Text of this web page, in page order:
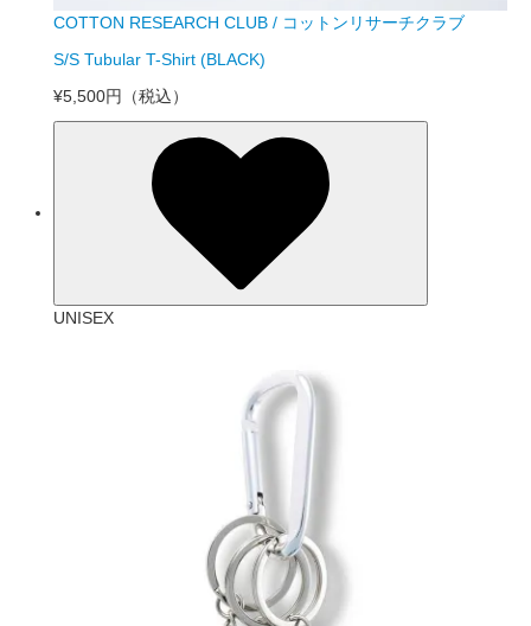
COTTON RESEARCH CLUB / コットンリサーチクラブ
S/S Tubular T-Shirt (BLACK)
¥5,500円
（税込）
UNISEX